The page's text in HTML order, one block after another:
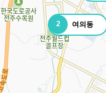
2 여의동